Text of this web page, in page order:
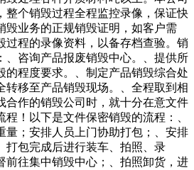
整个销毁过程全程监控录像，保证快
毁业务的正规销毁证明，如客户需
过程的录像资料，以备存档查验。销
、咨询产品报废销毁中心。、提供所
的程度要求。、制定产品销毁综合处
转移至产品销毁现场。、全程取到相
合作的销毁公司时，就十分在意文件
！以下是文件保密销毁的流程：、
量；安排人员上门协助打包；、安排
打包完成后进行装车、拍照、录
前往集中销毁中心；、拍照卸货，进